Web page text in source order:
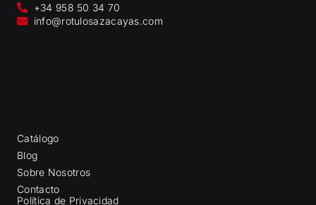
+34 958 50 34 70
info@rotulosazacayas.com
Catálogo
Blog
Sobre Nosotros
Contacto
Política de Privacidad